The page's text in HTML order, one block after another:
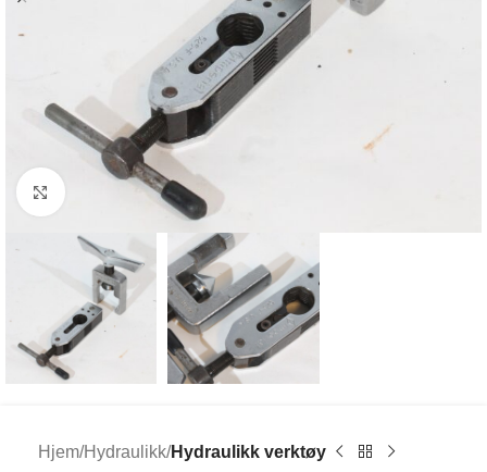
Klikk for større bilde
Hjem Hydraulikk Hydraulikk verktøy